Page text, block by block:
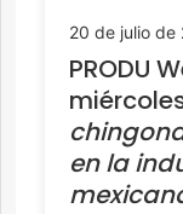
20 de julio de
PRODU
en la